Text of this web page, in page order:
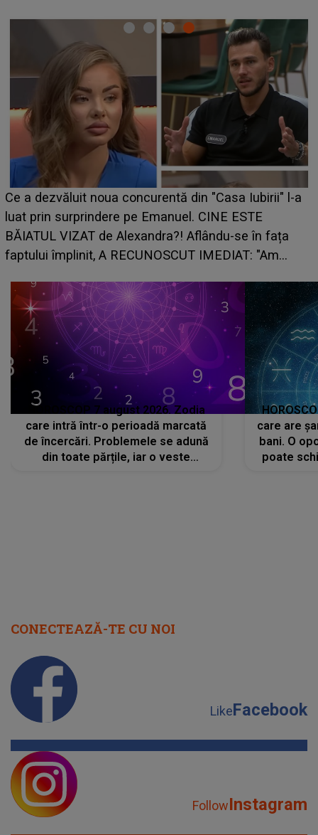
concurentă din "Casa Iubirii" l-a
pe Emanuel. CINE ESTE
Aflându-se în fața
IMEDIAT: "Am
HOROSCOP de
care riscă să
grabă îi aduce
planurile peste cap
HOROSCOP 7 august 2026. Zodia
care intră într-o perioadă marcată
de încercări. Problemele se adună
din toate părțile, iar o veste
care are
bani. O
poate
CONECTEAZĂ-TE CU NOI
LikeFacebook
FollowInstagram